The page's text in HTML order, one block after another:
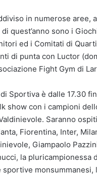
in numerose aree,
quest’anno sono i
ed i Comitati di
di punta con Luctor
Fight Gym di
Sportiva è dalle 17.30
show con i campioni
Saranno
Fiorentina, Inter,
Giampaolo
la pluricampionessa